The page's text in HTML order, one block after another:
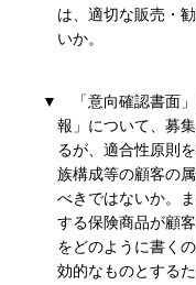
は、適切な販売・
いか。
▼
「意向確認書面
報」について、募
るが、適合性原則
族構成等の顧客の
べきではないか。
する保険商品が顧
をどのように書く
効的なものとする